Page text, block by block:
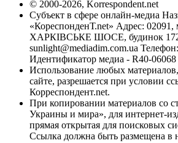
© 2000-2026, Korrespondent.net
Субъект в сфере онлайн-медиа
«КореспонденТ.net» Адрес: 02091,
ХАРКІВСЬКЕ ШОСЕ, будинок 172-
sunlight@mediadim.com.ua
Идентификатор медиа - R40-06068
Использование любых
сайте, разрешается при условии
Корреспондент.net.
При копировании материалов со
Украины и мира», для интернет-
прямая открытая для поисковых
Ссылка должна быть размещена в